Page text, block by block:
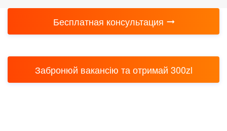
Бесплатная консультация
Забронюй вакансію та отримай 300zl